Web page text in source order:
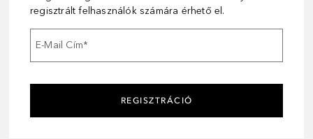
regisztrált felhasználók számára érhető el.
E-Mail Cím*
REGISZTRÁCIÓ